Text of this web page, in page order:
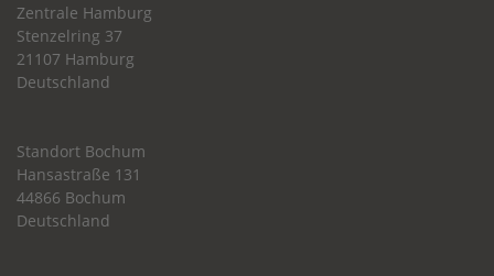
Zentrale Hamburg
Stenzelring 37
21107 Hamburg
Deutschland
Standort Bochum
Hansastraße 131
44866 Bochum
Deutschland